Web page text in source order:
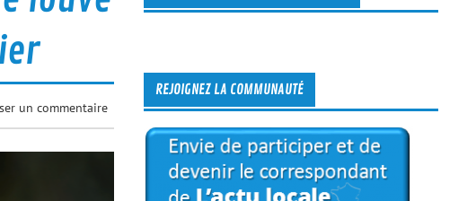
un commentaire
REJOIGNEZ LA COMMUNAUTÉ